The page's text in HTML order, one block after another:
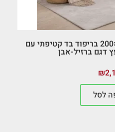
מיטה זוגית מעוצבת 160×200 בריפוד בד קטיפתי עם
דגם ברזיל-אבן
₪
לסל